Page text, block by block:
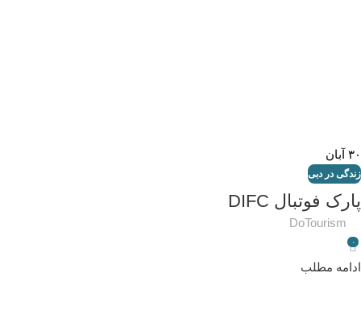
۳۰ آبان
زندگی در دبی
پارک فوتبال DIFC
DoTourism
۰
ادامه مطلب